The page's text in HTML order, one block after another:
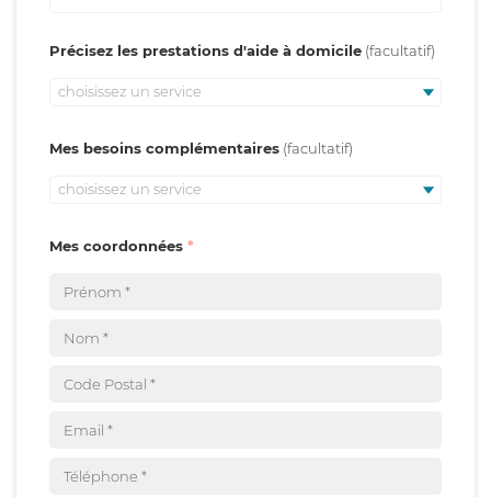
Précisez les prestations d'aide à domicile
choisissez un service
Mes besoins complémentaires
choisissez un service
Mes coordonnées